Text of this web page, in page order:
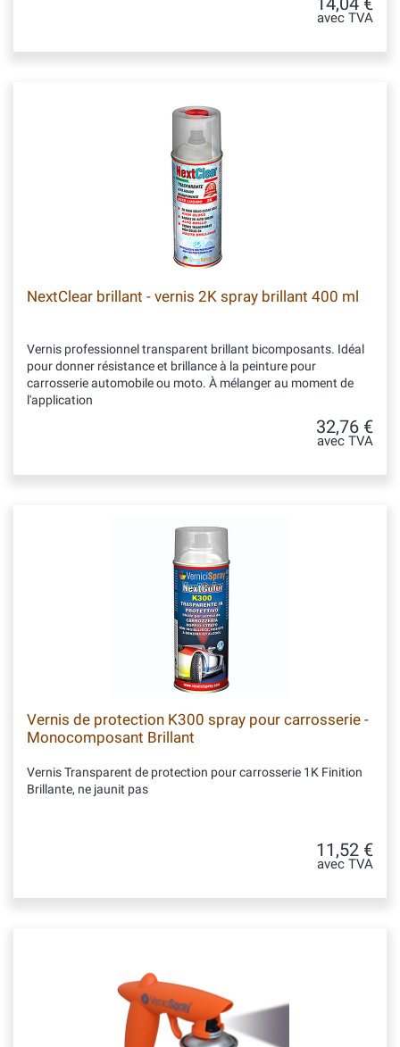
avec TVA
NextClear brillant - vernis 2K spray brillant 400 ml
Vernis professionnel transparent brillant bicomposants. Idéal
pour donner résistance et brillance à la peinture pour
carrosserie automobile ou moto. À mélanger au moment de
l'application
32,76 €
avec TVA
Vernis de protection K300 spray pour carrosserie -
Monocomposant Brillant
Vernis Transparent de protection pour carrosserie 1K Finition
Brillante, ne jaunit pas
11,52 €
avec TVA